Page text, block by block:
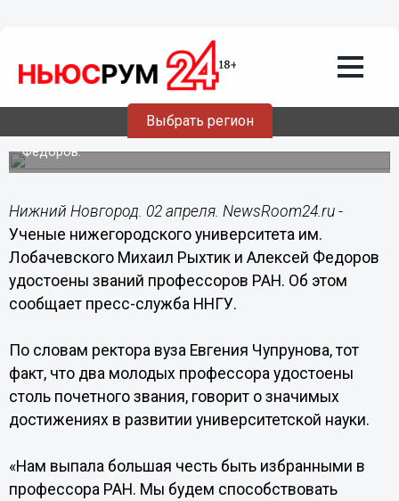
Выбрать регион
Сотрудники ННГУ избраны
профессорами Российской академии
наук
Почётных званий удостоены Михаил Рыхтик и Алексей
Фёдоров.
Нижний Новгород. 02 апреля. NewsRoom24.ru -
Ученые нижегородского университета им.
Лобачевского Михаил Рыхтик и Алексей Федоров
удостоены званий профессоров РАН. Об этом
сообщает пресс-служба ННГУ.
По словам ректора вуза Евгения Чупрунова, тот
факт, что два молодых профессора удостоены
столь почетного звания, говорит о значимых
достижениях в развитии университетской науки.
«Нам выпала большая честь быть избранными в
профессора РАН. Мы будем способствовать